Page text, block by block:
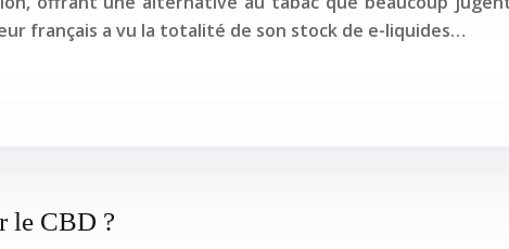
français a vu la totalité de son stock de e-liquides…
le CBD ?